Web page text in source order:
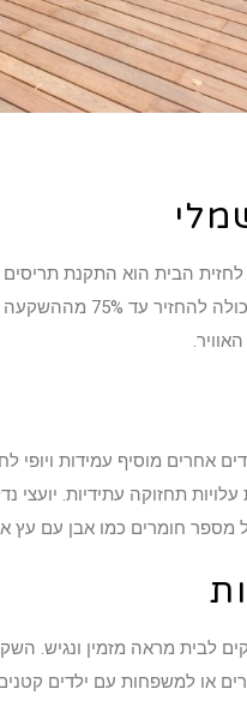
הבית הוא התקנת
בעת מכירת הנכס.
מספר חומרים כמו אבן עם עץ
או למשפחות עם ילדים